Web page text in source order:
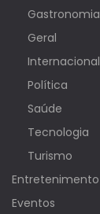
Gastronomia
Geral
Internacional
Política
Saúde
Tecnologia
Turismo
Entretenimento
Eventos